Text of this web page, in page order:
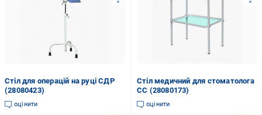
Стіл для операцій на руці СДР
(28080423)
оцінити
Стіл медичний для стоматолога
СС (28080173)
оцінити